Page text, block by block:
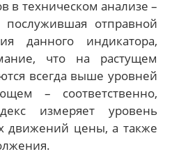
в техническом анализе –
отправной
данного индикатора,
что на растущем
всегда выше уровней
– соответственно,
измеряет уровень
движений цены, а также